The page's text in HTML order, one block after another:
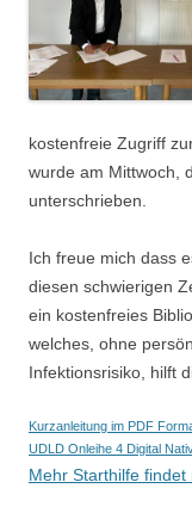
kostenfreie Zugriff
wurde am Mittwoch,
unterschrieben.
Ich freue mich dass
diesen schwierigen
ein kostenfreies
welches, ohne
Infektionsrisiko, hilft
Kurzanleitung im PDF
UDLD Onleihe 4 Digital
Mehr Starthilfe